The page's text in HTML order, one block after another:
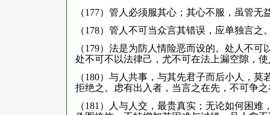
（177）管人必须服其心；其心不服，虽管无
（178）管人不可当众言其错误，应单独言之
（179）法是为防人情险恶而设的。处人不
处不可不以法律己，尤不可在法上漏空隙，
（180）与人共事，与其先君子而后小人，
拒绝之。虑有出入者，当言之在先，不可争
（181）人与人交，最贵真实；无论如何困